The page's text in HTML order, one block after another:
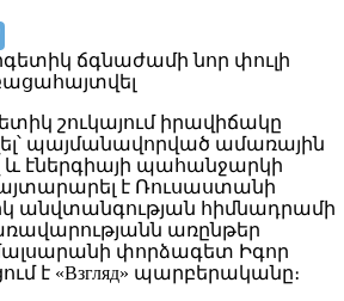
շուկայում իրավիճակը
պայմանավորված ամառային
և էներգիայի պահանջարկի
է Ռուսաստանի
անվտանգության հիմնադրամի
առընթեր
փորձագետ Իգոր
է «Взгляд» պարբերականը։